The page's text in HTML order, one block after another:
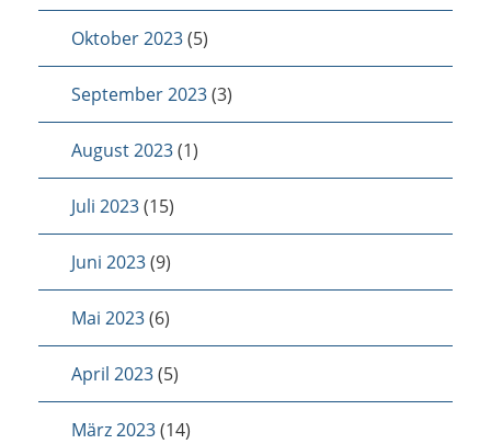
Oktober 2023(5)
September 2023(3)
August 2023(1)
Juli 2023(15)
Juni 2023(9)
Mai 2023(6)
April 2023(5)
März 2023(14)